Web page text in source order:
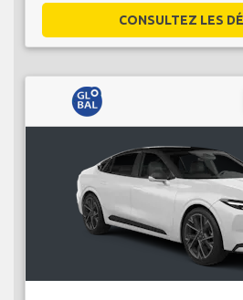
CONSULTEZ LES